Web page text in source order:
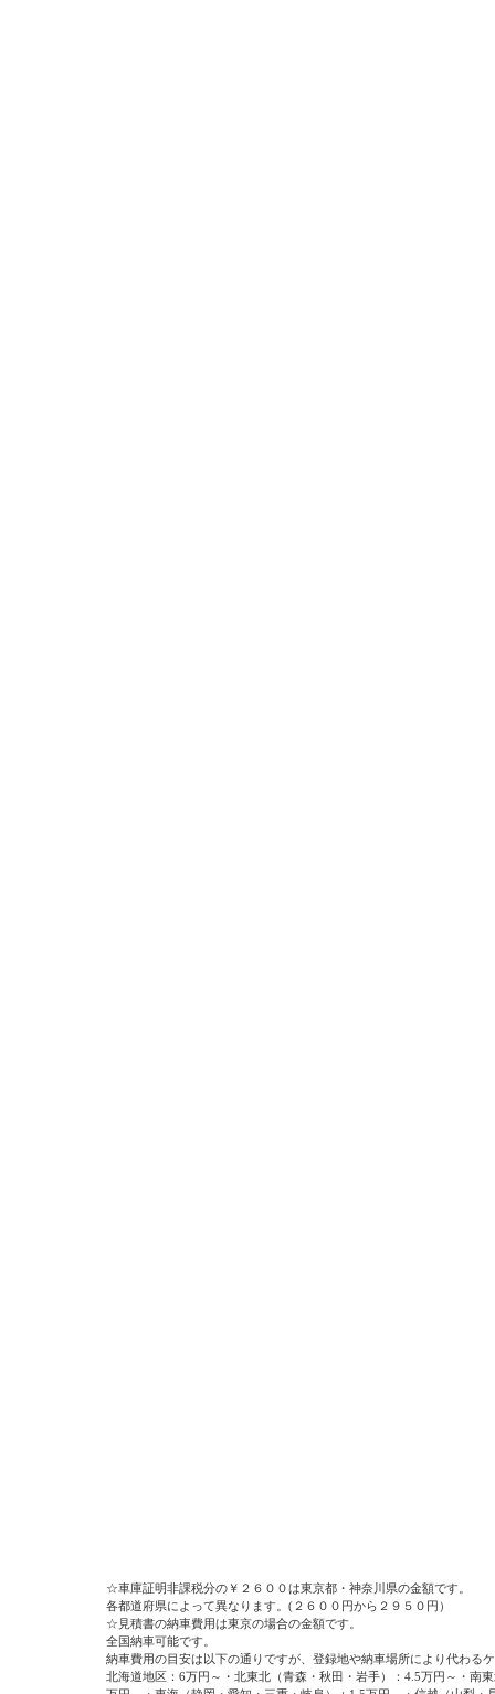
☆車庫証明非課税分の￥２６００は東京都・神奈川県の金額です。
各都道府県によって異なります。(２６００円から２９５０円）
☆見積書の納車費用は東京の場合の金額です。
全国納車可能です。
納車費用の目安は以下の通りですが、登録地や納車場所により代わる
北海道地区：6万円～・北東北（青森・秋田・岩手）：4.5万円～・南